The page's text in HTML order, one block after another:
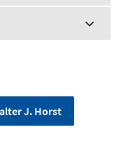
J. Horst